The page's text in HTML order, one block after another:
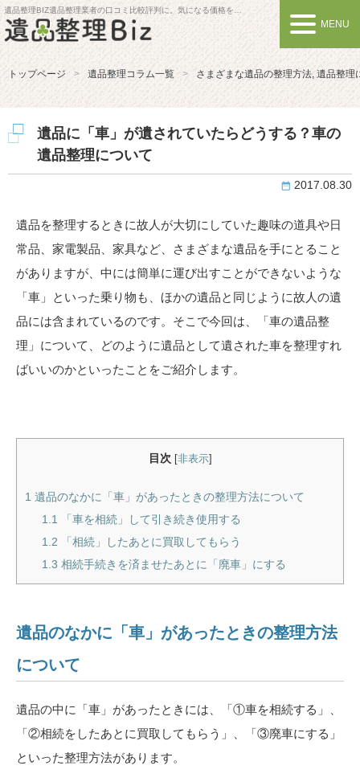
遺品整理BIZ遺品整理業者の口コミ比較評判に。気になる価格を比較しよう
MENU
トップページ 遺品整理コラム一覧 さまざまな遺品の整理方法, 遺品整理
遺品に「車」が遺されていたらどうする？車の
遺品整理について
2017.08.30
遺品を整理するときに故人が大切にしていた趣味の道具や日
常品、家電製品、家具など、さまざまな遺品を手にとること
がありますが、中には簡単に運び出すことができないような
「車」といった乗り物も、ほかの遺品と同じように故人の遺
品には含まれているのです。そこで今回は、「車の遺品整
理」について、どのように遺品として遺された車を整理すれ
ばいいのかといったことをご紹介します。
目次 [非表示]
1 遺品のなかに「車」があったときの整理方法について
1.1
「車を相続」して引き続き使用する
1.2 「相続」したあとに買取してもらう
1.3 相続手続きを済ませたあとに「廃車」にする
遺品のなかに「車」があったときの整理方法
について
遺品の中に「車」があったときには、「①車を相続する」、
「②相続をしたあとに買取してもらう」、「③廃車にする」
といった整理方法があります。